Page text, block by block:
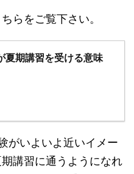
らをご覧下さい。
夏期講習を受ける意味
がいよいよ近いイメー
講習に通うようになれ